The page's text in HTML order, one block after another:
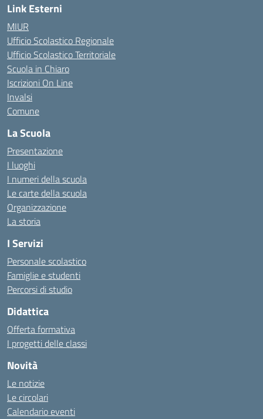
Link Esterni
MIUR
Ufficio Scolastico Regionale
Ufficio Scolastico Territoriale
Scuola in Chiaro
Iscrizioni On Line
Invalsi
Comune
La Scuola
Presentazione
I luoghi
I numeri della scuola
Le carte della scuola
Organizzazione
La storia
I Servizi
Personale scolastico
Famiglie e studenti
Percorsi di studio
Didattica
Offerta formativa
I progetti delle classi
Novità
Le notizie
Le circolari
Calendario eventi